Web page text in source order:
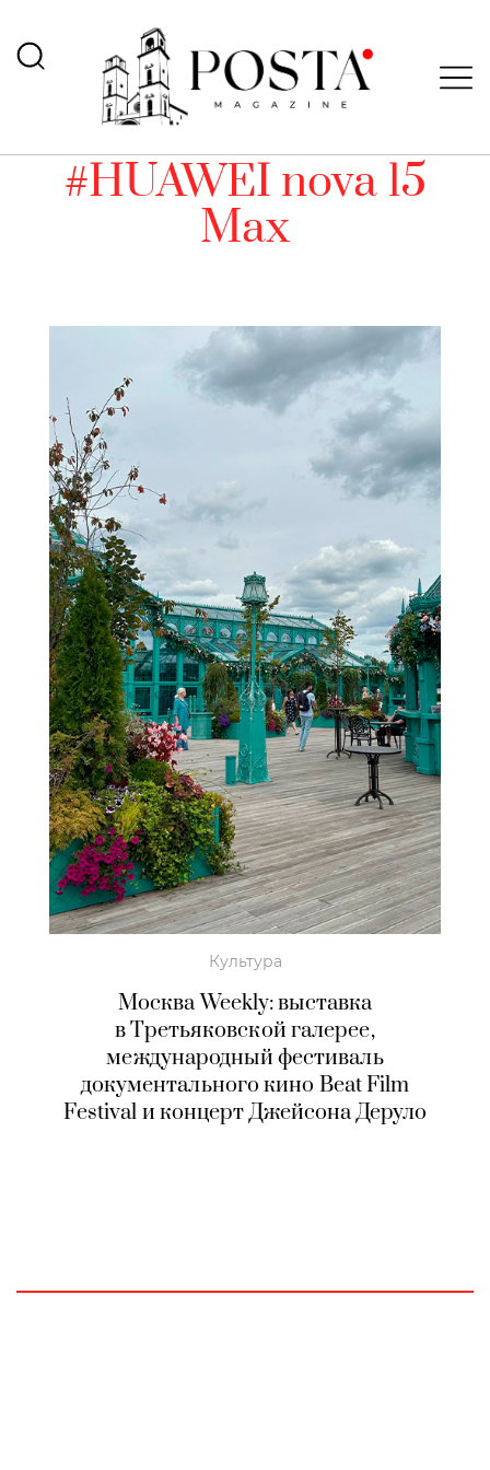
#HUAWEI nova 15
Max
Культура
Москва Weekly: выставка
в Третьяковской галерее,
международный фестиваль
документального кино Beat Film
Festival и концерт Джейсона Деруло